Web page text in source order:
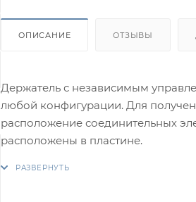
ОПИСАНИЕ ОТЗЫВЫ
Держатель с независимым
любой конфигурации. Для
расположение соединительных
расположены в пластине.